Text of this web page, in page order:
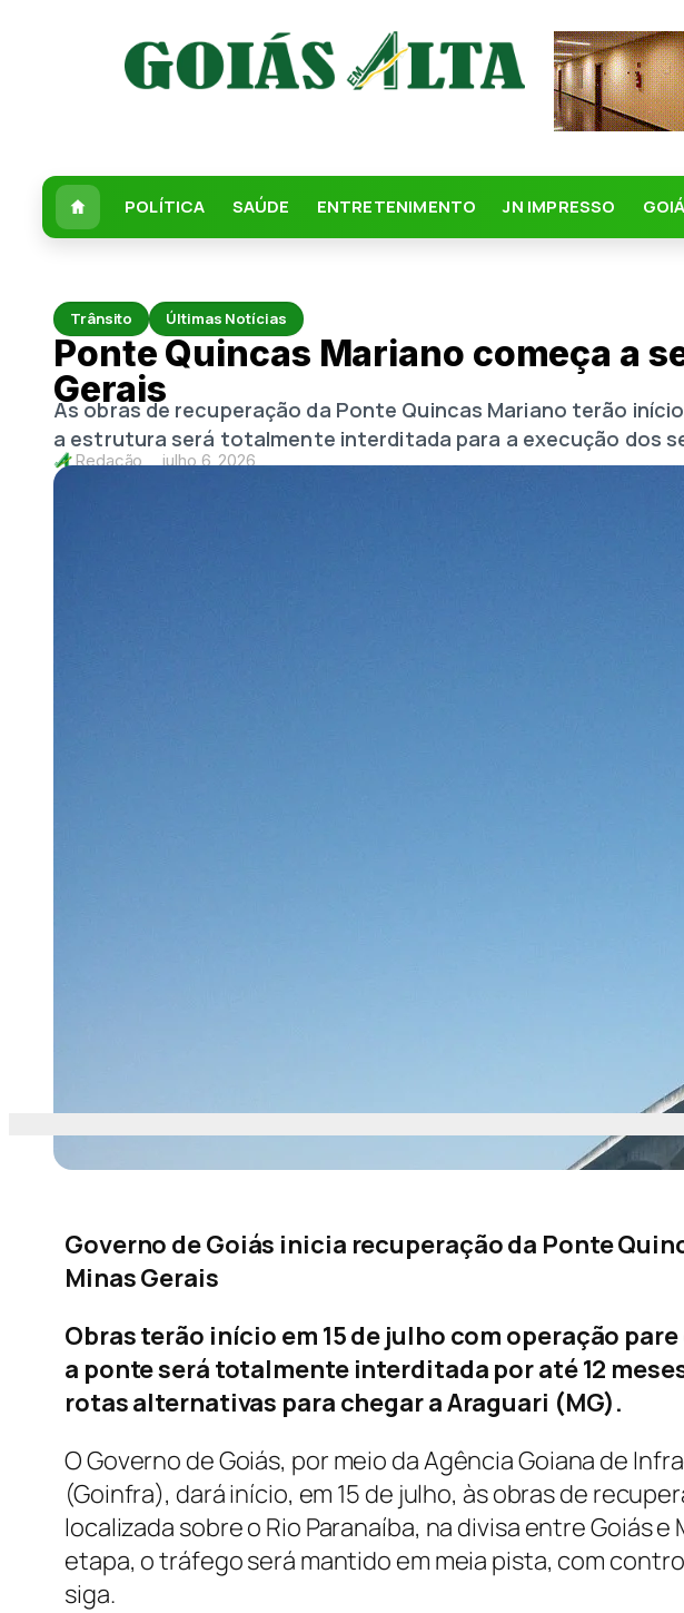
POLÍTICA SAÚDE ENTRETENIMENTO JN IMPRESSO
Trânsito Últimas Notícias
Ponte Quincas Mariano começa a
Gerais
As obras de recuperação da Ponte Quincas Mariano terão
a estrutura será totalmente interditada para a execução dos
Redação julho 6, 2026
Governo de Goiás inicia recuperação da Ponte
Minas Gerais
Obras terão início em 15 de julho com operação pare
a ponte será totalmente interditada por até 12
rotas alternativas para chegar a Araguari (MG).
O Governo de Goiás, por meio da Agência Goiana de
(Goinfra), dará início, em 15 de julho, às obras de
localizada sobre o Rio Paranaíba, na divisa entre Goiás
etapa, o tráfego será mantido em meia pista, com
siga.